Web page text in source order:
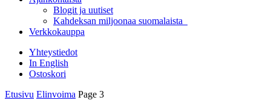
Blogit ja uutiset
Kahdeksan miljoonaa suomalaista
Verkkokauppa
Yhteystiedot
In English
Ostoskori
Etusivu Elinvoima Page 3